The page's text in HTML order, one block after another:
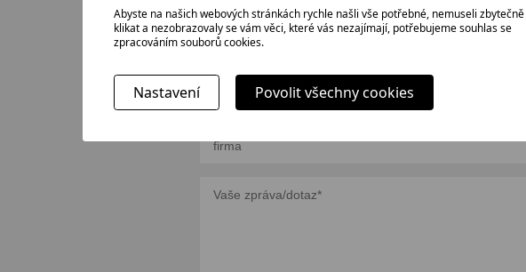
Máte zájem o naše produkty? Hledáte servis pro vaše
Abyste na našich webových stránkách rychle našli vše potřebné, nemuseli zbytečně
klikat a nezobrazovaly se vám věci, které vás nezajímají, potřebujeme souhlas se
zpracováním souborů cookies.
Nastavení Povolit všechny cookies